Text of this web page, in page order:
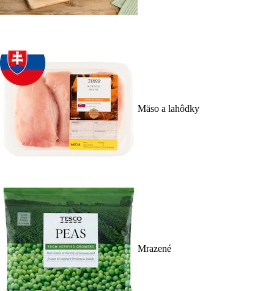
Mäso a lahôdky
Mrazené